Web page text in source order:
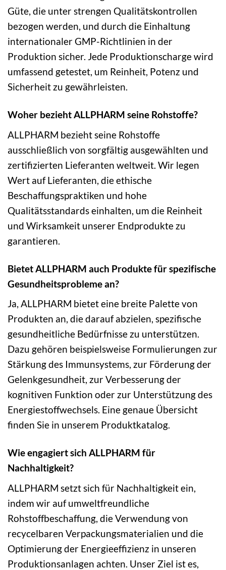
Güte, die unter strengen Qualitätskontrollen
bezogen werden, und durch die Einhaltung
internationaler GMP-Richtlinien in der
Produktion sicher. Jede Produktionscharge wird
umfassend getestet, um Reinheit, Potenz und
Sicherheit zu gewährleisten.
Woher bezieht ALLPHARM seine Rohstoffe?
ALLPHARM bezieht seine Rohstoffe
ausschließlich von sorgfältig ausgewählten und
zertifizierten Lieferanten weltweit. Wir legen
Wert auf Lieferanten, die ethische
Beschaffungspraktiken und hohe
Qualitätsstandards einhalten, um die Reinheit
und Wirksamkeit unserer Endprodukte zu
garantieren.
Bietet ALLPHARM auch Produkte für spezifische
Gesundheitsprobleme an?
Ja, ALLPHARM bietet eine breite Palette von
Produkten an, die darauf abzielen, spezifische
gesundheitliche Bedürfnisse zu unterstützen.
Dazu gehören beispielsweise Formulierungen zur
Stärkung des Immunsystems, zur Förderung der
Gelenkgesundheit, zur Verbesserung der
kognitiven Funktion oder zur Unterstützung des
Energiestoffwechsels. Eine genaue Übersicht
finden Sie in unserem Produktkatalog.
Wie engagiert sich ALLPHARM für
Nachhaltigkeit?
ALLPHARM setzt sich für Nachhaltigkeit ein,
indem wir auf umweltfreundliche
Rohstoffbeschaffung, die Verwendung von
recycelbaren Verpackungsmaterialien und die
Optimierung der Energieeffizienz in unseren
Produktionsanlagen achten. Unser Ziel ist es,